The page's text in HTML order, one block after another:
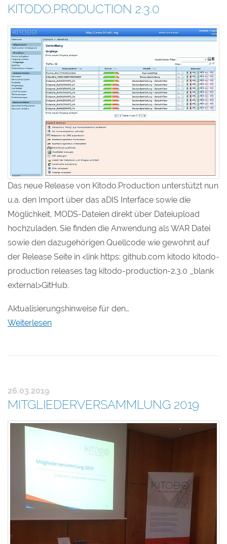
KITODO.PRODUCTION 2.3.0
Das neue Release von Kitodo.Production unterstützt nun
u.a. den Import über das aDIS Interface sowie die
Möglichkeit, MODS-Dateien direkt über Dateiupload
hochzuladen. Sie finden die Anwendung als WAR Datei
sowie den dazugehörigen Quellcode wie gewohnt auf
der Release Seite in <link https: github.com kitodo kitodo-
production releases tag kitodo-production-2.3.0 _blank
external>GitHub.
Aktualisierungshinweise für den…
Weiterlesen
26.03.2019
MITGLIEDERVERSAMMLUNG 2019